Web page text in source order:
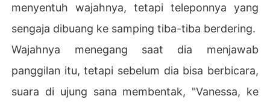
menyentuh wajahnya, tetapi teleponnya yang
sengaja dibuang ke samping tiba-tiba berdering.
Wajahnya menegang saat dia menjawab
panggilan itu, tetapi sebelum dia bisa berbicara,
suara di ujung sana membentak, "Vanessa, ke